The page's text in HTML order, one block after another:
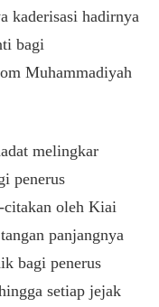
kaderisasi hadirnya
bagi
Muhammadiyah
melingkar
penerus
citakan oleh Kiai
panjangnya
bagi penerus
setiap jejak